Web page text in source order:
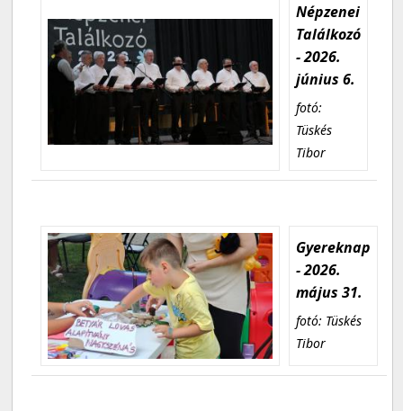
Népzenei
Találkozó
- 2026.
június 6.
fotó:
Tüskés
Tibor
Gyereknap
- 2026.
május 31.
fotó: Tüskés
Tibor